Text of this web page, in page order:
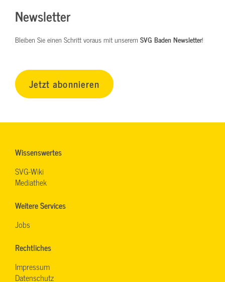
Newsletter
Bleiben Sie einen Schritt voraus mit unserem SVG Baden Newsletter!
Jetzt abonnieren
Wissenswertes
SVG-Wiki
Mediathek
Weitere Services
Jobs
Rechtliches
Impressum
Datenschutz